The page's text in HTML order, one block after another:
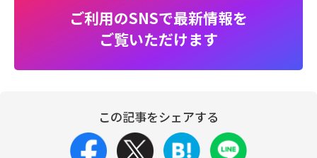
ご利用のSNSで最新情報を
ご覧いただけます
この記事をシェアする